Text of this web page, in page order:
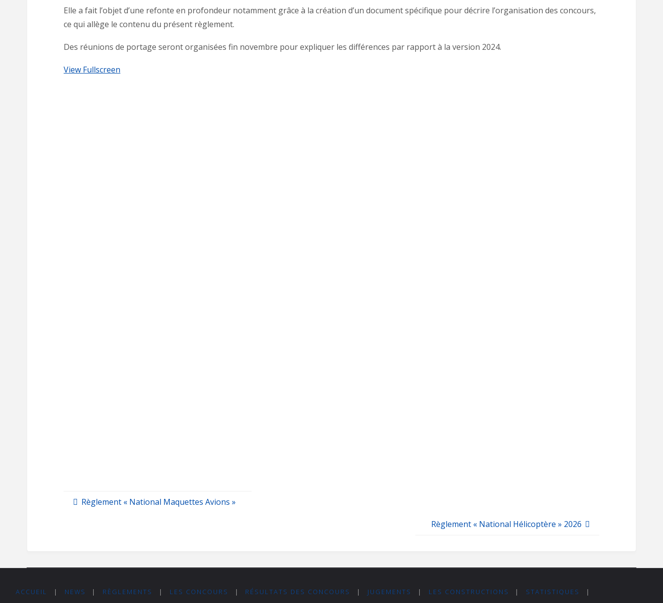
Elle a fait l’objet d’une refonte en profondeur notamment grâce à la création d’un document spécifique pour décrire l’organisation des concours,
ce qui allège le contenu du présent règlement.
Des réunions de portage seront organisées fin novembre pour expliquer les différences par rapport à la version 2024.
View Fullscreen
Règlement « National Maquettes Avions »
Règlement « National Hélicoptère » 2026
ACCUEIL | NEWS | RÈGLEMENTS | LES CONCOURS | RÉSULTATS DES CONCOURS | JUGEMENTS | LES CONSTRUCTIONS | STATISTIQUES
|